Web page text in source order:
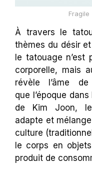
Fragile
À travers le
thèmes du désir
le tatouage n’est
corporelle, mais
révèle l’âme
que l’époque
de Kim Joon,
adapte et
culture
le corps en
produit de